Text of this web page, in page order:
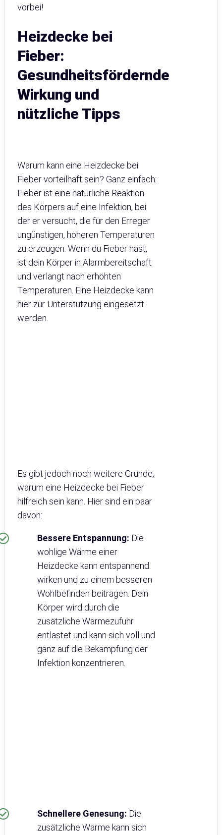
vorbei!
Heizdecke bei
Fieber:
Gesundheitsfördernde
Wirkung und
nützliche Tipps
Warum kann eine Heizdecke bei
Fieber vorteilhaft sein? Ganz einfach:
Fieber ist eine natürliche Reaktion
des Körpers auf eine Infektion, bei
der er versucht, die für den Erreger
ungünstigen, höheren Temperaturen
zu erzeugen. Wenn du Fieber hast,
ist dein Körper in Alarmbereitschaft
und verlangt nach erhöhten
Temperaturen. Eine Heizdecke kann
hier zur Unterstützung eingesetzt
werden.
Es gibt jedoch noch weitere Gründe,
warum eine Heizdecke bei Fieber
hilfreich sein kann. Hier sind ein paar
davon:
Bessere Entspannung: Die
wohlige Wärme einer
Heizdecke kann entspannend
wirken und zu einem besseren
Wohlbefinden beitragen. Dein
Körper wird durch die
zusätzliche Wärmezufuhr
entlastet und kann sich voll und
ganz auf die Bekämpfung der
Infektion konzentrieren.
Schnellere Genesung: Die
zusätzliche Wärme kann sich